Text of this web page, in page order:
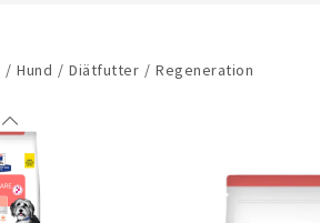
/ Hund / Diätfutter / Regeneration